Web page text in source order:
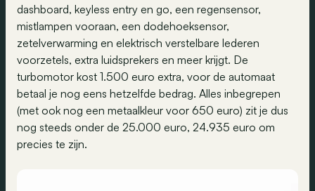
dashboard, keyless entry en go, een regensensor,
mistlampen vooraan, een dodehoeksensor,
zetelverwarming en elektrisch verstelbare lederen
voorzetels, extra luidsprekers en meer krijgt. De
turbomotor kost 1.500 euro extra, voor de automaat
betaal je nog eens hetzelfde bedrag. Alles inbegrepen
(met ook nog een metaalkleur voor 650 euro) zit je dus
nog steeds onder de 25.000 euro, 24.935 euro om
precies te zijn.